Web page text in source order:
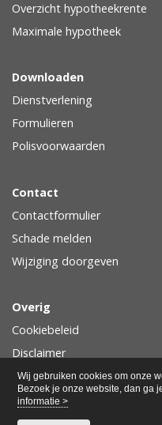
Wij gebruiken cookies om onze
Bezoek je onze website, dan ga
informatie >
Overzicht hypotheekrente
Maximale hypotheek
Downloaden
Dienstverlening
Formulieren
Polisvoorwaarden
Contact
Contactformulier
Schade melden
Wijziging doorgeven
Overig
Cookiebeleid
Disclaimer
Privacy